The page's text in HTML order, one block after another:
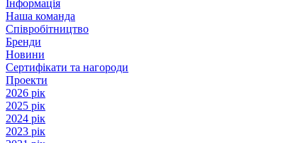
Інформація
Наша команда
Співробітництво
Бренди
Новини
Сертифікати та нагороди
Проекти
2026 рік
2025 рік
2024 рік
2023 рік